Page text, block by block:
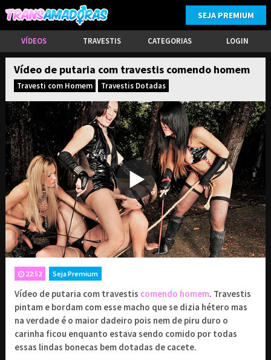
VÍDEOS TRAVESTIS CATEGORIAS LOGIN
SEJA PREMIUM
Vídeo de putaria com travestis comendo homem
Travesti com Homem Travestis Dotadas
ASSINE PARA TER ACESSO COMPLETO
1 mês de assinatura
Renovado a cada 1 mês
R$9,90
3 meses de assinatura
Renovado a cada 3 meses
R$ 19,90
22:52 Seja Premium
Vídeo de putaria com travestis comendo homem. Travestis
pintam e bordam com esse macho que se dizia hétero mas
na verdade é o maior dadeiro pois nem de piru duro o
carinha ficou enquanto estava sendo comido por todas
essas lindas bonecas bem dotadas de cacete.